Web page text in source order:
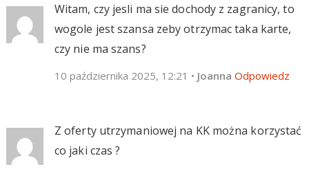
Witam, czy jesli ma sie dochody z zagranicy, to
wogole jest szansa zeby otrzymac taka karte,
czy nie ma szans?
10 października 2025, 12:21 • Joanna Odpowiedz
Z oferty utrzymaniowej na KK można korzystać
co jaki czas ?